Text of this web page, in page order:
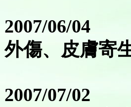
2007/06/04
外傷、皮膚寄
2007/07/02